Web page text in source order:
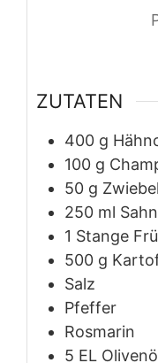
ZUTATEN
400 g
100 g
50 g
250 ml
1 Stange
500 g
Salz
Pfeffer
Rosmarin
5 EL